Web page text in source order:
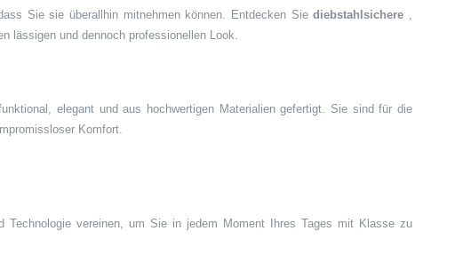
Sie sie überallhin mitnehmen können. Entdecken Siediebstahlsichere
lässigen und dennoch professionellen Look.
elegant und aus hochwertigen Materialien gefertigt. Sie sind für die
Komfort.
Technologie vereinen, um Sie in jedem Moment Ihres Tages mit Klasse zu